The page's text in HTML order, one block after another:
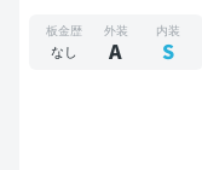
板金歴
なし
外装
A
内装
S